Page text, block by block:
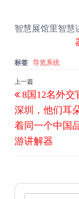
智慧展馆里智慧
标签 导览系统
文
章
导
航
上
一
篇
文
章
上一篇
8国12名外交
深圳，他们耳
着同一个中国
游讲解器